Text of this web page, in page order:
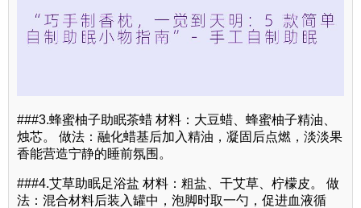
###3.蜂蜜柚子助眠茶蜡 材料：大豆蜡、蜂蜜柚子精油、
烛芯。 做法：融化蜡基后加入精油，凝固后点燃，淡淡果
香能营造宁静的睡前氛围。
###4.艾草助眠足浴盐 材料：粗盐、干艾草、柠檬皮。 做
法：混合材料后装入罐中，泡脚时取一勺，促进血液循